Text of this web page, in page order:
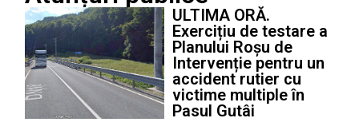
ULTIMA ORĂ.
Exercițiu de testare a
Planului Roșu de
Intervenție pentru un
accident rutier cu
victime multiple în
Pasul Gutâi